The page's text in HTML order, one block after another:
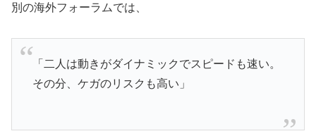
別の海外フォーラムでは、
「二人は動きがダイナミックでスピードも速い。
その分、ケガのリスクも高い」